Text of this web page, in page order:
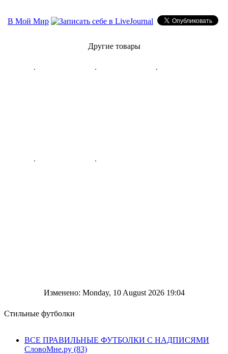
В Мой Мир
Другие товары
Изменено: Monday, 10 August 2026 19:04
Стильные футболки
ВСЕ ПРАВИЛЬНЫЕ ФУТБОЛКИ С НАДПИСЯМИ
СловоМне.ру (83)